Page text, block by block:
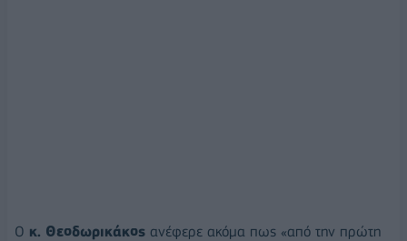
Ο κ. Θεοδωρικάκος ανέφερε ακόμα πως «από την πρώτη